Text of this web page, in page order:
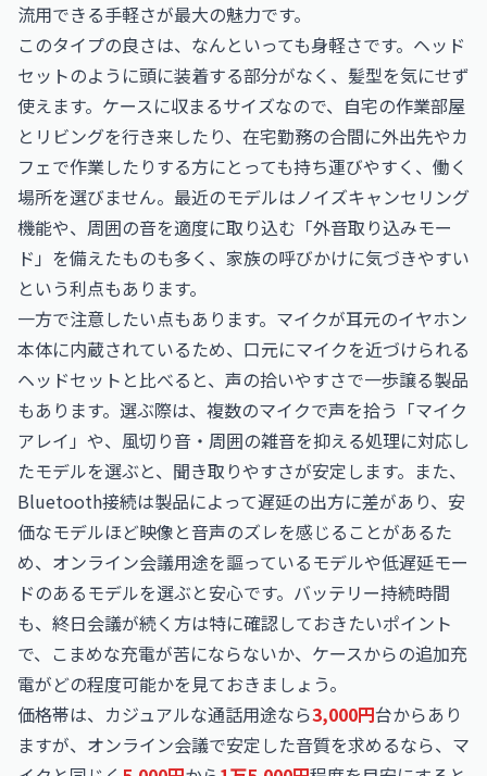
流用できる手軽さが最大の魅力です。
このタイプの良さは、なんといっても身軽さです。ヘッド
セットのように頭に装着する部分がなく、髪型を気にせず
使えます。ケースに収まるサイズなので、自宅の作業部屋
とリビングを行き来したり、在宅勤務の合間に外出先やカ
フェで作業したりする方にとっても持ち運びやすく、働く
場所を選びません。最近のモデルはノイズキャンセリング
機能や、周囲の音を適度に取り込む「外音取り込みモー
ド」を備えたものも多く、家族の呼びかけに気づきやすい
という利点もあります。
一方で注意したい点もあります。マイクが耳元のイヤホン
本体に内蔵されているため、口元にマイクを近づけられる
ヘッドセットと比べると、声の拾いやすさで一歩譲る製品
もあります。選ぶ際は、複数のマイクで声を拾う「マイク
アレイ」や、風切り音・周囲の雑音を抑える処理に対応し
たモデルを選ぶと、聞き取りやすさが安定します。また、
Bluetooth接続は製品によって遅延の出方に差があり、安
価なモデルほど映像と音声のズレを感じることがあるた
め、オンライン会議用途を謳っているモデルや低遅延モー
ドのあるモデルを選ぶと安心です。バッテリー持続時間
も、終日会議が続く方は特に確認しておきたいポイント
で、こまめな充電が苦にならないか、ケースからの追加充
電がどの程度可能かを見ておきましょう。
価格帯は、カジュアルな通話用途なら3,000円台からあり
ますが、オンライン会議で安定した音質を求めるなら、マ